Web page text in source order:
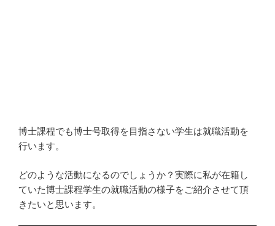
博士課程でも博士号取得を目指さない学生は就職活動を
行います。
どのような活動になるのでしょうか？実際に私が在籍し
ていた博士課程学生の就職活動の様子をご紹介させて頂
きたいと思います。